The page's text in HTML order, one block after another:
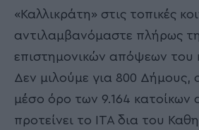
«Καλλικράτη» στις τοπικές
αντιλαμβανόμαστε πλήρως
επιστημονικών απόψεων του
Δεν μιλούμε για 800 Δήμους,
μέσο όρο των 9.164
προτείνει το ΙΤΑ δια του